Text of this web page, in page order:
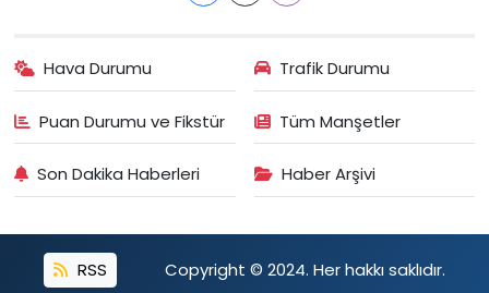
Hava Durumu Trafik Durumu
Puan Durumu ve Fikstür Tüm Manşetler
Son Dakika Haberleri Haber Arşivi
RSS Copyright © 2024. Her hakkı saklıdır.